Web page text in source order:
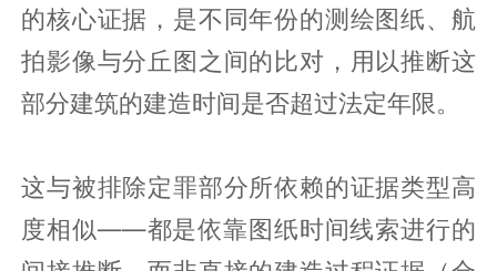
的核心证据，是不同年份的测绘图纸、航
拍影像与分丘图之间的比对，用以推断这
部分建筑的建造时间是否超过法定年限。
这与被排除定罪部分所依赖的证据类型高
度相似——都是依靠图纸时间线索进行的